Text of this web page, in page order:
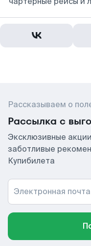
Рассказываем о
Рассылка с
Эксклюзивные
заботливые
Купибилета
Электронная почта